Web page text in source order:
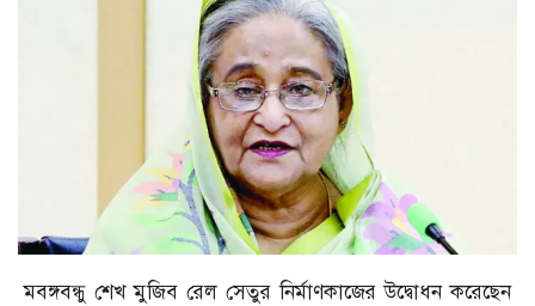
মবঙ্গবন্ধু শেখ মুজিব রেল সেতুর নির্মাণকাজের উদ্বোধন করেছেন